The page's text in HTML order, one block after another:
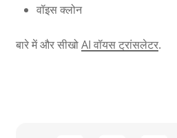
वॉइस क्लोन
बारे में और सीखोAI वॉयस ट्रांसलेटर.